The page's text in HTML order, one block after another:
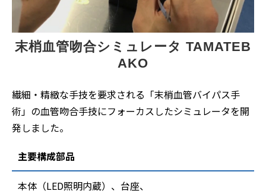
末梢血管吻合シミュレータ TAMATEB
AKO
繊細・精緻な手技を要求される「末梢血管バイパス手
術」の血管吻合手技にフォーカスしたシミュレータを開
発しました。
主要構成部品
本体（LED照明内蔵）、台座、